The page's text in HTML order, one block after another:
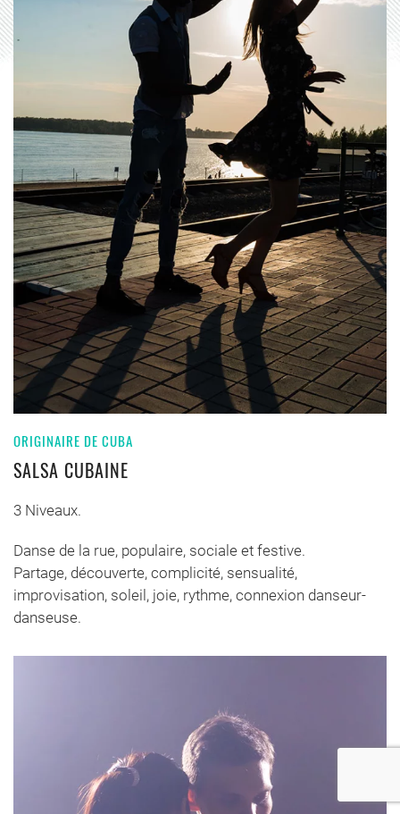
ORIGINAIRE DE CUBA
SALSA CUBAINE
3 Niveaux.
Danse de la rue, populaire, sociale et festive.
Partage, découverte, complicité, sensualité,
improvisation, soleil, joie, rythme, connexion danseur-
danseuse.